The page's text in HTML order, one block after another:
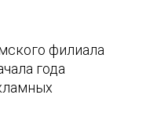
филиала
года